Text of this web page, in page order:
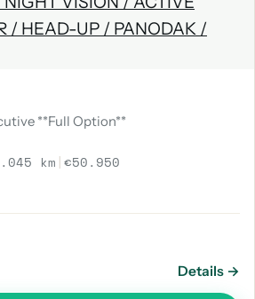
**Full Option**
km |€50.950
Details →